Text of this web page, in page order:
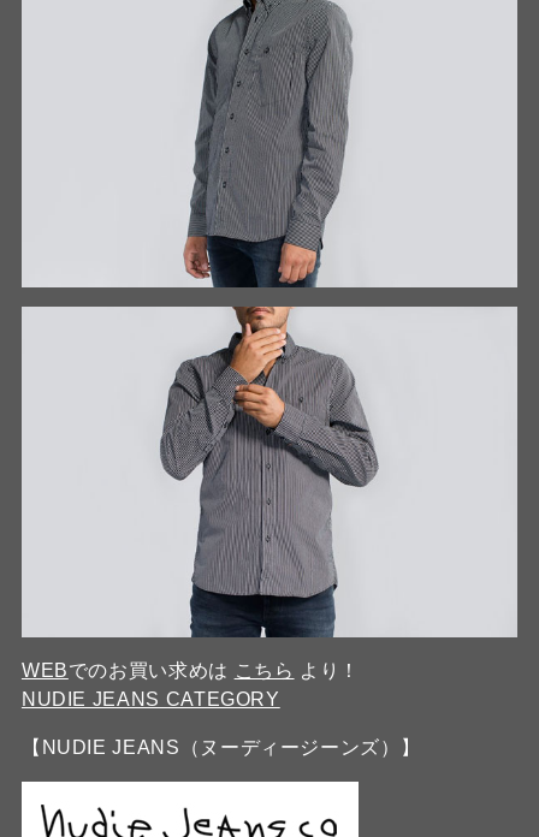
WEBでのお買い求めは こちら より！
NUDIE JEANS CATEGORY
【NUDIE JEANS（ヌーディージーンズ）】